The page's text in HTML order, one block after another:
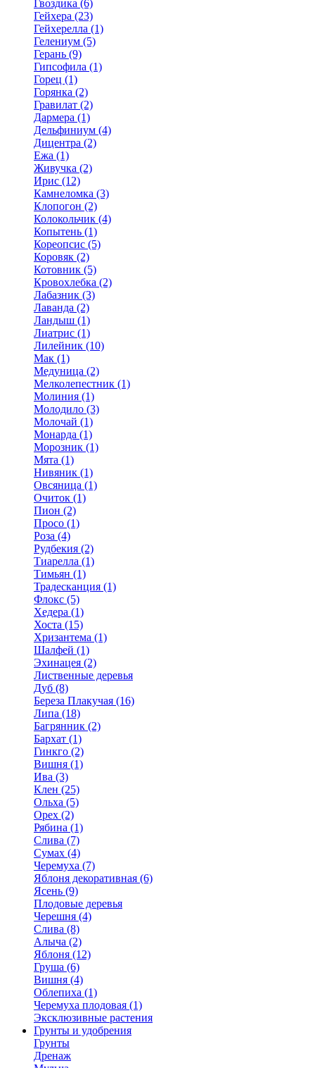
Гвоздика (6)
Гейхера (23)
Гейхерелла (1)
Гелениум (5)
Герань (9)
Гипсофила (1)
Горец (1)
Горянка (2)
Гравилат (2)
Дармера (1)
Дельфиниум (4)
Дицентра (2)
Ежа (1)
Живучка (2)
Ирис (12)
Камнеломка (3)
Клопогон (2)
Колокольчик (4)
Копытень (1)
Кореопсис (5)
Коровяк (2)
Котовник (5)
Кровохлебка (2)
Лабазник (3)
Лаванда (2)
Ландыш (1)
Лиатрис (1)
Лилейник (10)
Мак (1)
Медуница (2)
Мелколепестник (1)
Молиния (1)
Молодило (3)
Молочай (1)
Монарда (1)
Морозник (1)
Мята (1)
Нивяник (1)
Овсяница (1)
Очиток (1)
Пион (2)
Просо (1)
Роза (4)
Рудбекия (2)
Тиарелла (1)
Тимьян (1)
Традесканция (1)
Флокс (5)
Хедера (1)
Хоста (15)
Хризантема (1)
Шалфей (1)
Эхинацея (2)
Лиственные деревья
Дуб (8)
Береза Плакучая (16)
Липа (18)
Багрянник (2)
Бархат (1)
Гинкго (2)
Вишня (1)
Ива (3)
Клен (25)
Ольха (5)
Орех (2)
Рябина (1)
Слива (7)
Сумах (4)
Черемуха (7)
Яблоня декоративная (6)
Ясень (9)
Плодовые деревья
Черешня (4)
Слива (8)
Алыча (2)
Яблоня (12)
Груша (6)
Вишня (4)
Облепиха (1)
Черемуха плодовая (1)
Эксклюзивные растения
Грунты и удобрения
Грунты
Дренаж